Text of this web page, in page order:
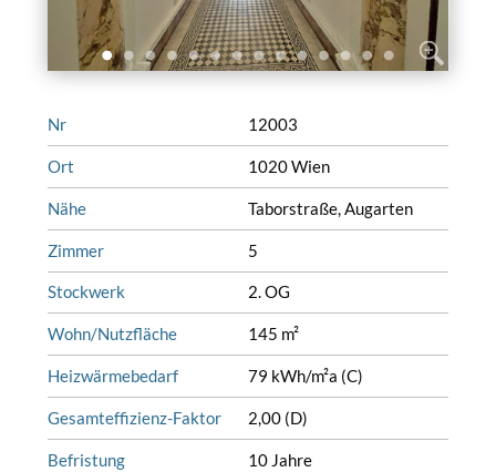
Nr 12003
Ort 1020 Wien
Nähe Taborstraße, Augarten
Zimmer 5
Stockwerk 2. OG
Wohn/Nutzfläche 145 m²
Heizwärmebedarf 79 kWh/m²a (C)
Gesamteffizienz-Faktor 2,00 (D)
Befristung 10 Jahre